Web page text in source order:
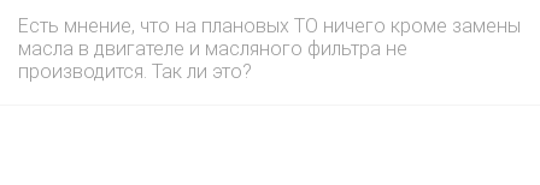
Есть мнение, что на плановых ТО ничего кроме замены
масла в двигателе и масляного фильтра не
производится. Так ли это?